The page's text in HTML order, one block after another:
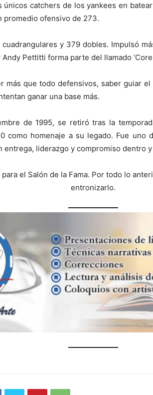
únicos catchers de los yankees en
promedio ofensivo de 273.
y 379 dobles. Impulsó
Pettitti forma parte del llamado
más que todo defensivos, saber guiar
ganar una base más.
de 1995, se retiró tras la
como homenaje a su legado. Fue uno
entrega, liderazgo y compromiso dentro
el Salón de la Fama. Por todo lo
entronizarlo.